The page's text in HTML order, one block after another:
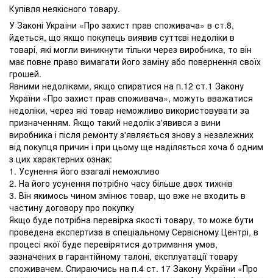
Купівля неякісного товару.
У Законі України «Про захист прав споживача» в ст.8,
йдеться, що якщо покупець виявив суттєві недоліки в
товарі, які могли виникнути тільки через виробника, то він
має повне право вимагати його заміну або повернення своїх
грошей.
Явними недоліками, якщо спиратися на п.12 ст.1 Закону
України «Про захист прав споживача», можуть вважатися
недоліки, через які товар неможливо використовувати за
призначенням. Якщо такий недолік з'явився з вини
виробника і після ремонту з'являється знову з незалежних
від покупця причин і при цьому ще наділяється хоча б одним
з цих характерних ознак:
1. Усунення його взагалі неможливо
2. На його усунення потрібно часу більше двох тижнів
3. Він якимось чином змінює товар, що вже не входить в
частину договору про покупку
Якщо буде потрібна перевірка якості товару, то може бути
проведена експертиза в спеціальному Сервісному Центрі, в
процесі якої буде перевірятися дотримання умов,
зазначених в гарантійному талоні, експлуатації товару
споживачем. Спираючись на п.4 ст. 17 Закону України «Про